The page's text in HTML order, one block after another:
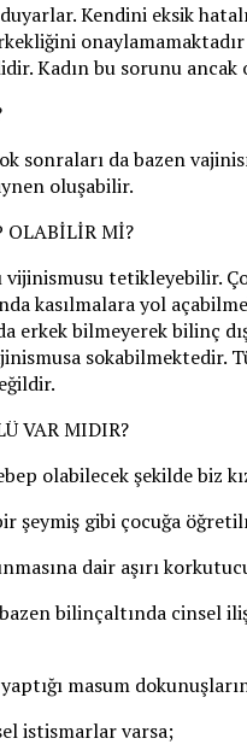
Kendini eksik
Kadın bu sorunu ancak
sonraları da bazen
oluşabilir.
OLABİLİR Mİ?
vijinismusu tetikleyebilir.
kasılmalara yol
erkek bilmeyerek bilinç
sokabilmektedir.
VAR MIDIR?
olabilecek şekilde biz
şeymiş gibi çocuğa
dair aşırı
bazen bilinçaltında
masum
istismarlar varsa;